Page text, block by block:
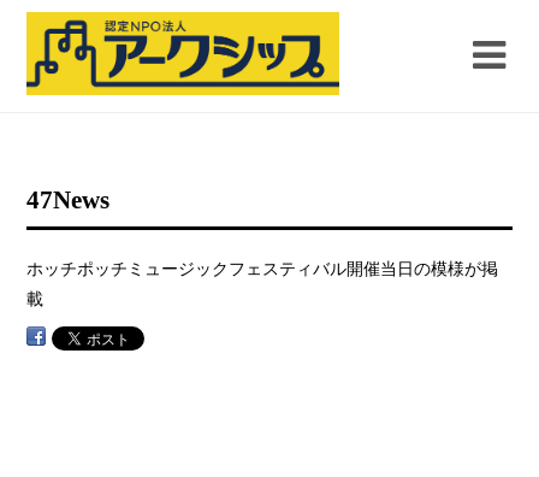
47News
ホッチポッチミュージックフェスティバル開催当日の模様が掲
載